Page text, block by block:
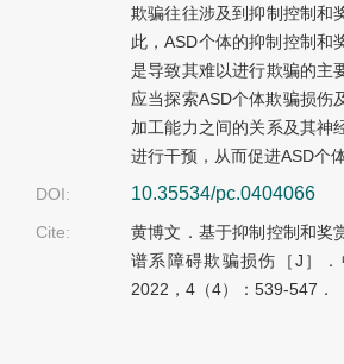
欺骗往往涉及到抑制控制和
此，ASD个体的抑制控制和
是导致其难以进行欺骗的主
应当探索ASD个体欺骗损伤
加工能力之间的关系及其神
进行干预，从而促进ASD个
DOI:
10.35534/pc.0404066
Cite:
黄博文．基于抑制控制和奖
谱系障碍欺骗损伤［J］．
2022，4（4）：539-547．